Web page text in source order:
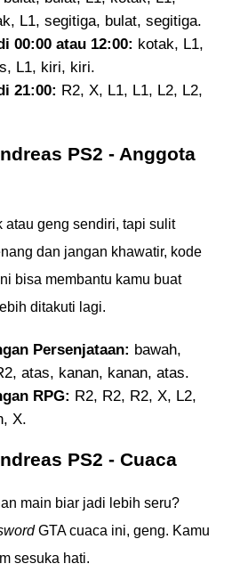
L1, segitiga, bulat, segitiga.
00:00 atau 12:00: kotak, L1,
L1, kiri, kiri.
21:00: R2, X, L1, L1, L2, L2,
PS2 - Anggota
atau geng sendiri, tapi sulit
dan jangan khawatir, kode
bisa membantu kamu buat
ditakuti lagi.
Persenjataan: bawah,
atas, kanan, kanan, atas.
RPG: R2, R2, R2, X, L2,
X.
PS2 - Cuaca
main biar jadi lebih seru?
GTA cuaca ini, geng. Kamu
sesuka hati.